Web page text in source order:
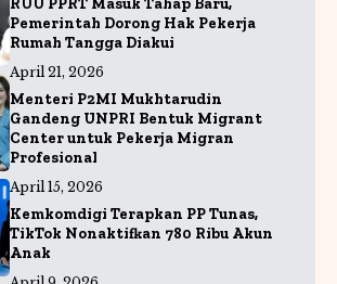
o
k
p a
m
RUU PPRT Masuk Tahap Baru,
Pemerintah Dorong Hak Pekerja
Rumah Tangga Diakui
April 21, 2026
Menteri P2MI Mukhtarudin
Gandeng UNPRI Bentuk Migrant
Center untuk Pekerja Migran
Profesional
April 15, 2026
Kemkomdigi Terapkan PP Tunas,
TikTok Nonaktifkan 780 Ribu Akun
Anak